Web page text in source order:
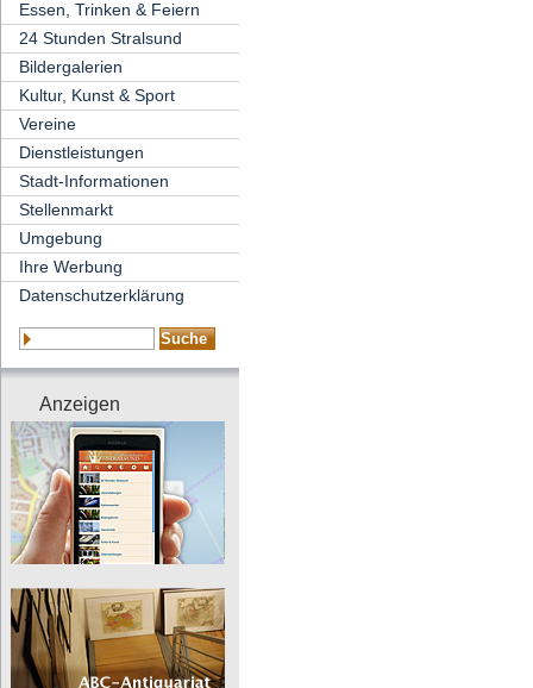
Essen, Trinken & Feiern
24 Stunden Stralsund
Bildergalerien
Kultur, Kunst & Sport
Vereine
Dienstleistungen
Stadt-Informationen
Stellenmarkt
Umgebung
Ihre Werbung
Datenschutzerklärung
Anzeigen